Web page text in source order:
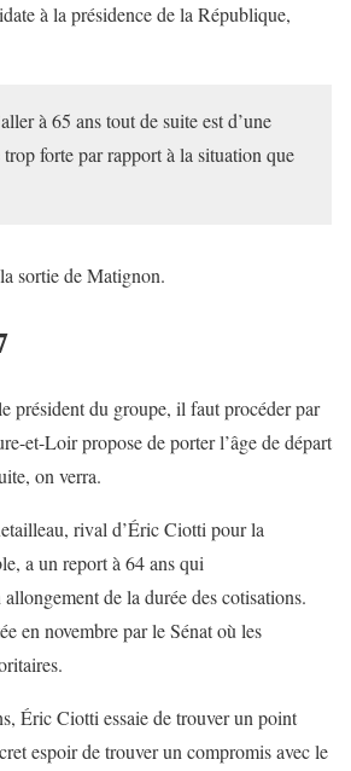
à la présidence de la République,
à 65 ans tout de suite est d’une
forte par rapport à la situation que
sortie de Matignon.
président du groupe, il faut procéder par
et-Loir propose de porter l’âge de départ
on verra.
rival d’Éric Ciotti pour la
a un report à 64 ans qui
allongement de la durée des cotisations.
en novembre par le Sénat où les
Éric Ciotti essaie de trouver un point
espoir de trouver un compromis avec le